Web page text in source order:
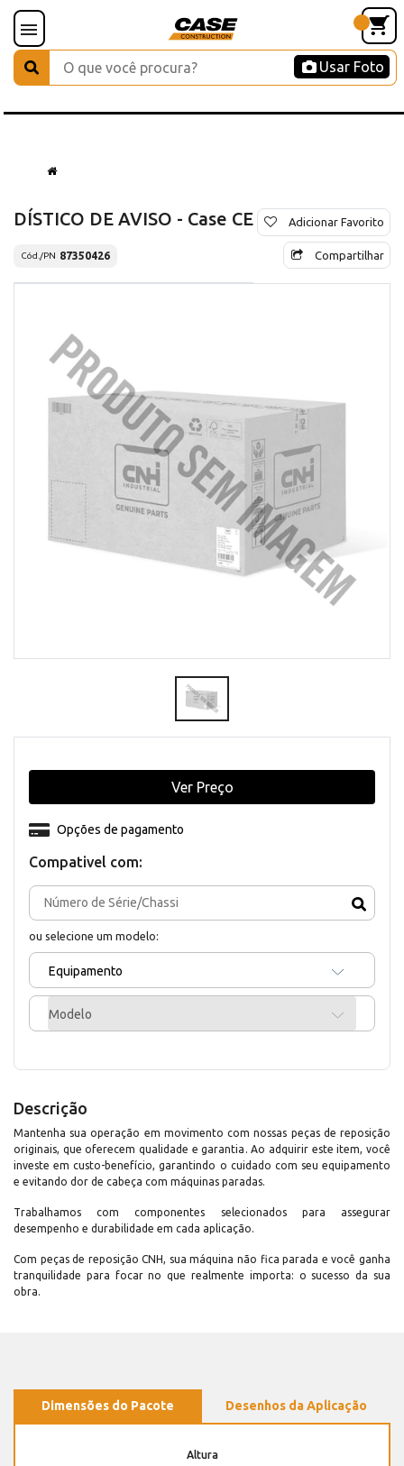
Usar Foto
DÍSTICO DE AVISO - Case CE
Cód./PN 87350426
Adicionar Favorito
Compartilhar
Compativel com:
ou selecione um modelo:
Equipamento
Modelo
Opções de pagamento
Ver Preço
Descrição
Mantenha sua operação em movimento com nossas peças de reposição
originais, que oferecem qualidade e garantia. Ao adquirir este item, você
investe em custo-benefício, garantindo o cuidado com seu equipamento
e evitando dor de cabeça com máquinas paradas.
Trabalhamos com componentes selecionados para assegurar
desempenho e durabilidade em cada aplicação.
Com peças de reposição CNH, sua máquina não fica parada e você ganha
tranquilidade para focar no que realmente importa: o sucesso da sua
obra.
Dimensões do Pacote Desenhos da Aplicação
Altura